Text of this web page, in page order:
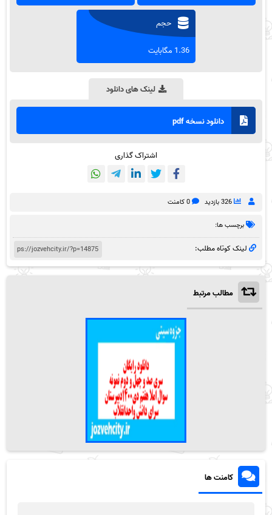
حجم
1.36 مگابایت
لینک های دانلود
دانلود نسخه pdf
اشتراک گذاری
326 بازدید 0 کامنت
برچسب ها:
لینک کوتاه مطلب:
مطالب مرتبط
کامنت ها